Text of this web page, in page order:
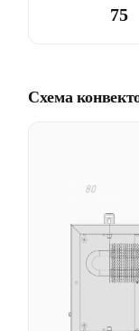
75
Схема